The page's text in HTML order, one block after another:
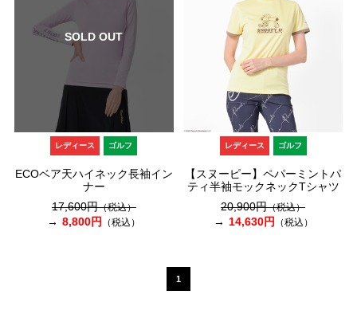
SOLD OUT
レディース ゴルフ
ECOベア天ハイネック長袖イン
ナー
17,600円（税込）
8,800円 （税込）
レディース ゴルフ
【スヌーピー】ペパーミントパ
ティ半袖モックネックTシャツ
20,900円（税込）
14,630円 （税込）
1